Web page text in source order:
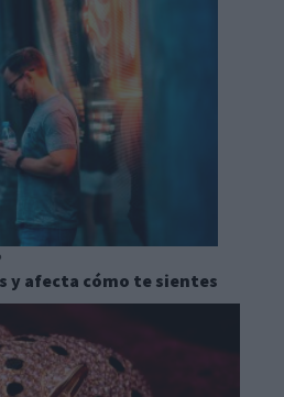
y afecta cómo te sientes